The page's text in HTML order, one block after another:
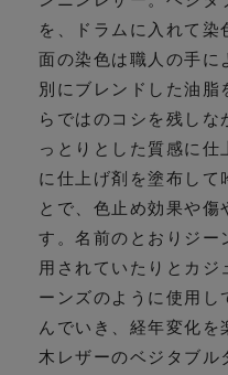
を、ドラムに入れて染
面の染色は職人の手に
別にブレンドした油脂
らではのコシを残しな
っとりとした質感に仕
に仕上げ剤を塗布して
とで、色止め効果や傷
す。名前のとおりジー
用されていたりとカジ
ーンズのように使用し
んでいき、経年変化
木レザーのベジタブル